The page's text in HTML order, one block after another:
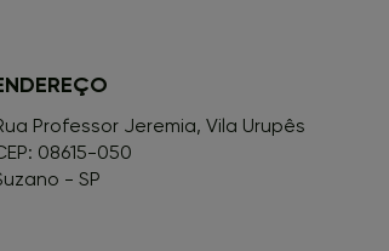
Professor Jeremia, Vila Urupês
08615-050
- SP